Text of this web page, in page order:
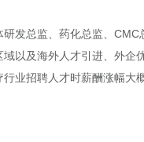
研发总监、药化总监、CMC
域以及海外人才引进、外企
行业招聘人才时薪酬涨幅大